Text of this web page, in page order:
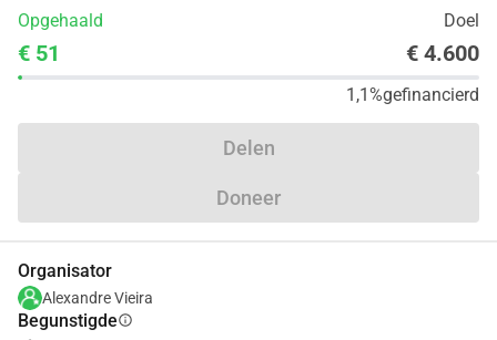
Opgehaald Doel
€ 51 € 4.600
1,1%gefinancierd
Delen
Doneer
Organisator
Alexandre Vieira
Begunstigdeinfo